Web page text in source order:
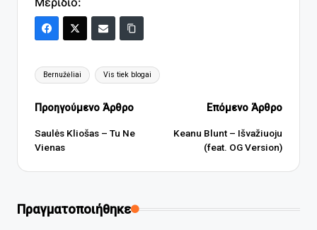
Ετικέτες:
Bernužėliai Vis tiek blogai
Πλοήγηση
δημοσιεύσεων
Προηγούμενο Άρθρο
Saulės Kliošas – Tu Ne
Vienas
Επόμενο Άρθρο
Keanu Blunt – Išvažiuoju
(feat. OG Version)
Πραγματοποιήθηκε